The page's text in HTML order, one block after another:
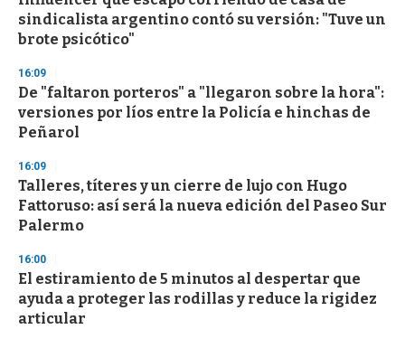
sindicalista argentino contó su versión: "Tuve un
brote psicótico"
16:09
De "faltaron porteros" a "llegaron sobre la hora":
versiones por líos entre la Policía e hinchas de
Peñarol
16:09
Talleres, títeres y un cierre de lujo con Hugo
Fattoruso: así será la nueva edición del Paseo Sur
Palermo
16:00
El estiramiento de 5 minutos al despertar que
ayuda a proteger las rodillas y reduce la rigidez
articular